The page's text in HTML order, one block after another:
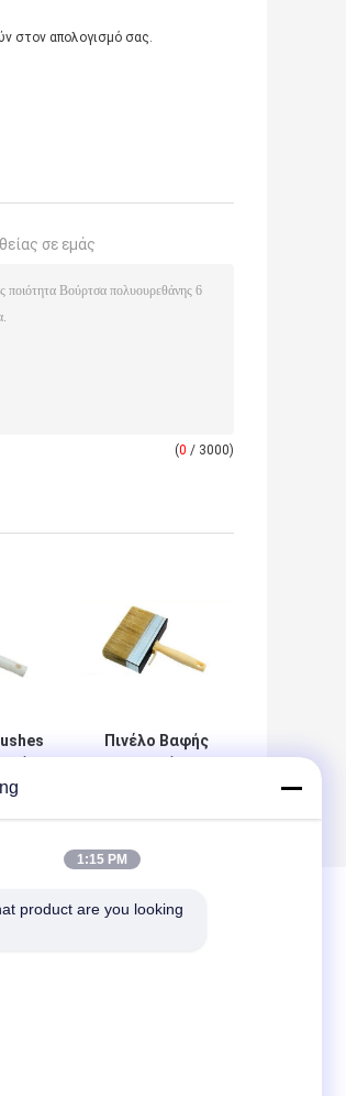
στον απολογισμό σας.
σε εμάς
(0 / 3000)
Πινέλο Βαφής
1:15 PM
product are you looking